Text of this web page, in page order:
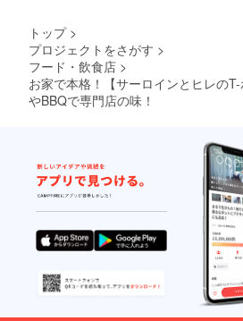
トップ >
プロジェクトをさがす >
フード・飲食店 >
お家で本格！【サーロインとヒレの
やBBQで専門店の味！